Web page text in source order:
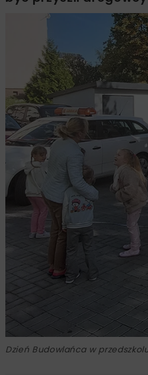
Dzień Budowlańca w